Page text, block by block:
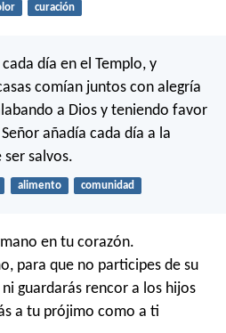
curación
día en el Templo, y
comían juntos con alegría
a Dios y teniendo favor
añadía cada día a la
ser salvos.
alimento comunidad
en tu corazón.
para que no participes de su
guardarás rencor a los hijos
a tu prójimo como a ti